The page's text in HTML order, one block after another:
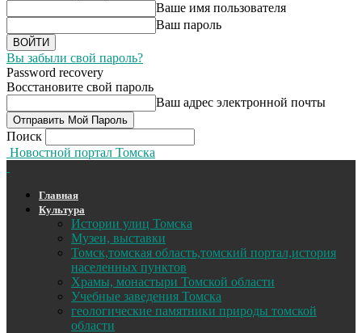
Ваше имя пользователя
Ваш пароль
Вы забыли свой пароль?
Password recovery
Восстановите свой пароль
Ваш адрес электронной почты
Поиск
Новостной портал Томска
Главная
Культура
Истории улиц Томска
Музеи, выставки
Томск,томская область,томский портал,история
населенных пунктов
Храмы, монастыри Томской области
Учебные заведения Томска
геологические памятники природы томской
области